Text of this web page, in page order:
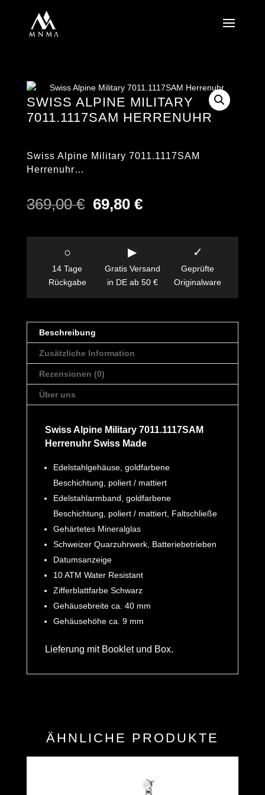
SWISS ALPINE MILITARY
7011.1117SAM HERRENUHR
Swiss Alpine Military 7011.1117SAM
Herrenuhr…
369,00€ Ursprünglicher
Preis
369,00 €
69,80 €Aktueller
○
14 Tage
Rückgabe
▶
Gratis Versand
in DE ab 50 €
✓
Geprüfte
Originalware
Beschreibung
Zusätzliche Information
Rezensionen (0)
Über uns
Swiss Alpine Military 7011.1117SAM
Herrenuhr Swiss Made
Edelstahlgehäuse, goldfarbene
Beschichtung, poliert / mattiert
Edelstahlarmband, goldfarbene
Beschichtung, poliert / mattiert, Faltschließe
Gehärtetes Mineralglas
Schweizer Quarzuhrwerk, Batteriebetrieben
Datumsanzeige
10 ATM Water Resistant
Zifferblattfarbe Schwarz
Gehäusebreite ca. 40 mm
Gehäusehöhe ca. 9 mm
Lieferung mit Booklet und Box.
ÄHNLICHE PRODUKTE